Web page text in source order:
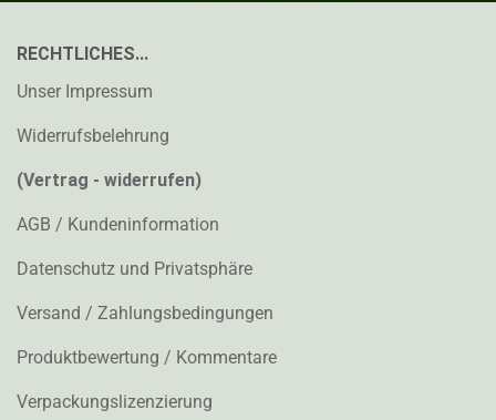
RECHTLICHES...
Unser Impressum
Widerrufsbelehrung
(Vertrag - widerrufen)
AGB / Kundeninformation
Datenschutz und Privatsphäre
Versand / Zahlungsbedingungen
Produktbewertung / Kommentare
Verpackungslizenzierung